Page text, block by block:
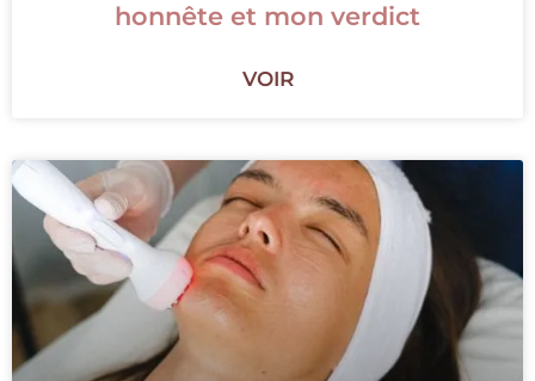
honnête et mon verdict
VOIR